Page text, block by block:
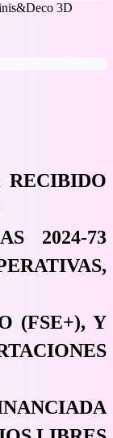
3D
RECIBIDO
2024-73
(FSE+), Y